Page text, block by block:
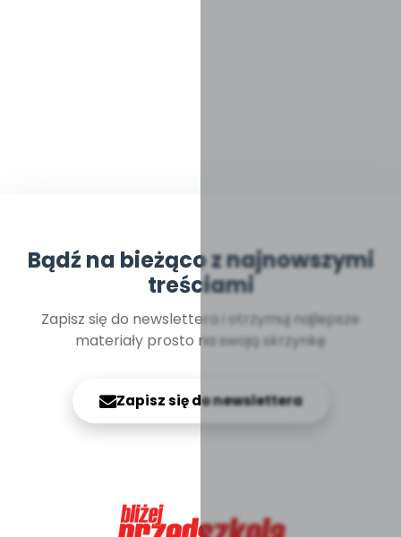
Bądź na bieżąco z najnowszymi
treściami
Zapisz się do newslettera i otrzymuj najlepsze
materiały prosto na swoją skrzynkę
Zapisz się do newslettera